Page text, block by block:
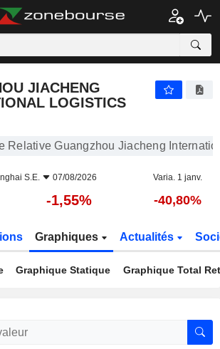
JIACHENG
LOGISTICS
Relative Guangzhou Jiacheng
S.E. 07/08/2026 Varia. 1 janv.
-1,55% -40,80%
Graphiques Actualités
Graphique Statique Graphique Total